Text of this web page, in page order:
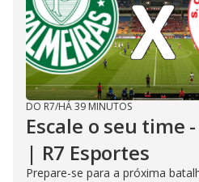
DO R7/HÁ 39 MINUTOS
Escale o seu time
| R7 Esportes
Prepare-se para a próxima